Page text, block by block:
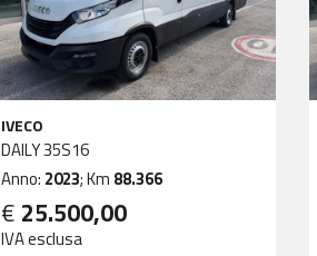
IVECO
DAILY 35S16
Anno: 2023; Km 88.366
€ 25.500,00
IVA esclusa